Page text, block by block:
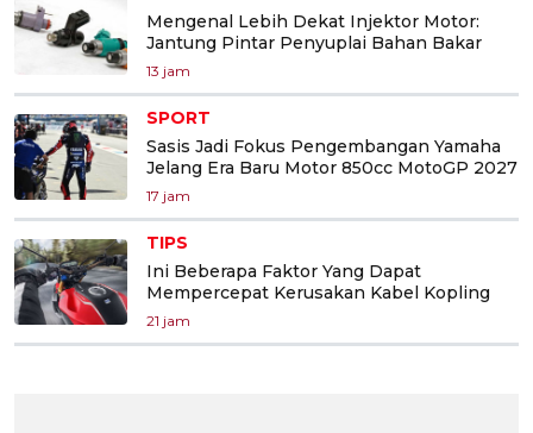
Mengenal Lebih Dekat Injektor Motor:
Jantung Pintar Penyuplai Bahan Bakar
13 jam
SPORT
Sasis Jadi Fokus Pengembangan Yamaha
Jelang Era Baru Motor 850cc MotoGP 2027
17 jam
TIPS
Ini Beberapa Faktor Yang Dapat
Mempercepat Kerusakan Kabel Kopling
21 jam